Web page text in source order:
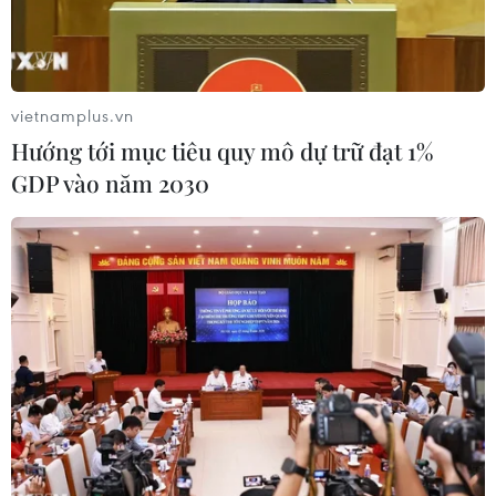
giải quyết các thách thức trong đó có kinh tế, chính
trị và môi trường.
Google mở trung tâm nghiên cứu AI tại Ghana. (Nguồn:
Tập đoàn công nghệ Google của Mỹ vừa mở
vietnamplus.vn
Hướng tới mục tiêu quy mô dự trữ đạt 1%
GDP vào năm 2030